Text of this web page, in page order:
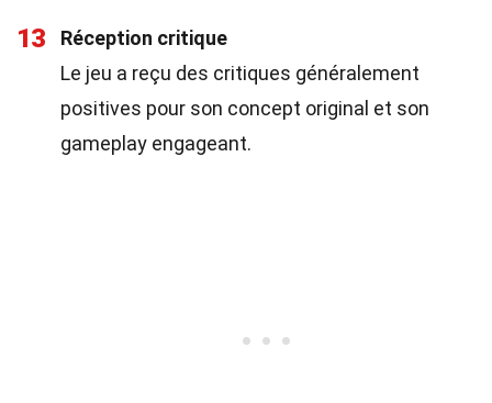
13
Réception critique
Le jeu a reçu des critiques généralement
positives pour son concept original et son
gameplay engageant.